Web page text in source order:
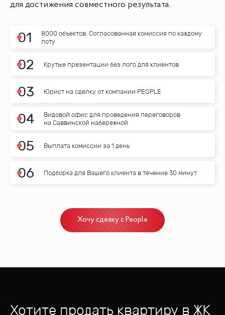
для достижения совместного результата.
01
8000 объектов. Согласованная комиссия по каждому
лоту
02 Крутые презентации без лого для клиентов
03 Юрист на сделку от компании PEOPLE
04
Видовой офис для проведения переговоров
на Саввинской набережной
05 Выплата комиссии за 1 день
06 Подборка для Вашего клиента в течение 30 минут
Хочу сделку с People
Хотите продать квартиру в ЖК